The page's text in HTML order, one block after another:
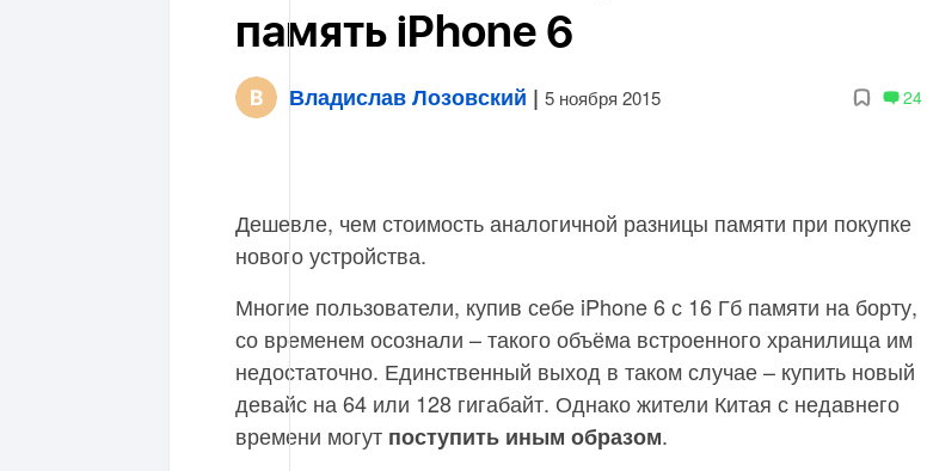
память iPhone 6
Владислав Лозовский | 5 ноября 2015 24
Дешевле, чем стоимость аналогичной разницы памяти при покупке
нового устройства.
Многие пользователи, купив себе iPhone 6 с 16 Гб памяти на борту,
со временем осознали – такого объёма встроенного хранилища им
недостаточно. Единственный выход в таком случае – купить новый
девайс на 64 или 128 гигабайт. Однако жители Китая с недавнего
времени могут поступить иным образом.